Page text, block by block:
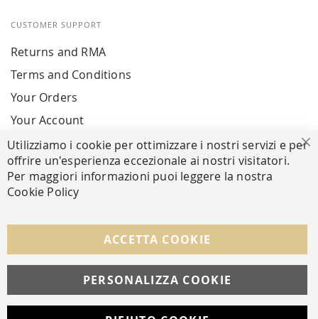
CUSTOMER SUPPORT
Returns and RMA
Terms and Conditions
Your Orders
Your Account
SECURE PAYMENTS
FOLLOW US ON SOCIAL MEDIA
Utilizziamo i cookie per ottimizzare i nostri servizi e per
offrire un'esperienza eccezionale ai nostri visitatori.
Per maggiori informazioni puoi leggere la nostra
Cookie Policy
ACCETTA COOKIE
PERSONALIZZA COOKIE